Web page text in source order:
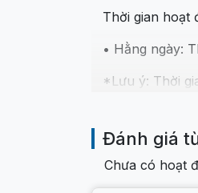
Thời gian hoạt
• Hằng ngày:
*Lưu ý: Thời
Du thuyền Hạ
thế giới. Trên
Đánh giá
Chưa có hoạt